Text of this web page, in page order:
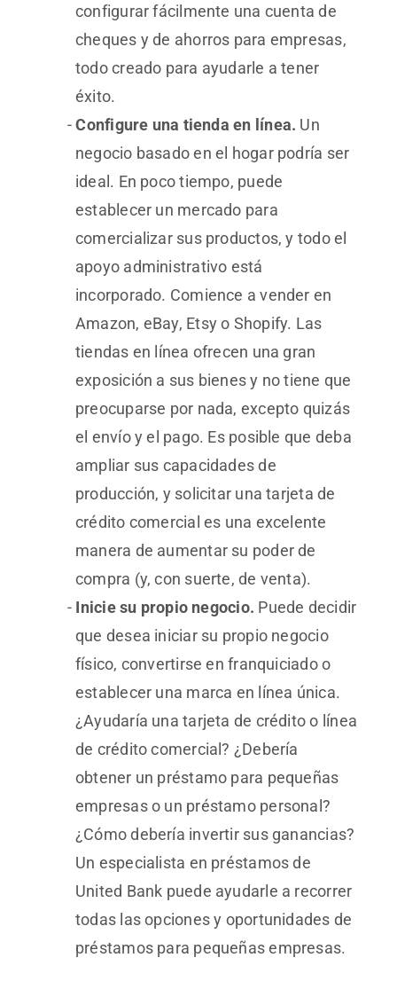
configurar fácilmente una cuenta de
cheques y de ahorros para empresas,
todo creado para ayudarle a tener
éxito.
Configure una tienda en línea. Un
negocio basado en el hogar podría ser
ideal. En poco tiempo, puede
establecer un mercado para
comercializar sus productos, y todo el
apoyo administrativo está
incorporado. Comience a vender en
Amazon, eBay, Etsy o Shopify. Las
tiendas en línea ofrecen una gran
exposición a sus bienes y no tiene que
preocuparse por nada, excepto quizás
el envío y el pago. Es posible que deba
ampliar sus capacidades de
producción, y solicitar una tarjeta de
crédito comercial es una excelente
manera de aumentar su poder de
compra (y, con suerte, de venta).
Inicie su propio negocio. Puede decidir
que desea iniciar su propio negocio
físico, convertirse en franquiciado o
establecer una marca en línea única.
¿Ayudaría una tarjeta de crédito o línea
de crédito comercial? ¿Debería
obtener un préstamo para pequeñas
empresas o un préstamo personal?
¿Cómo debería invertir sus ganancias?
Un especialista en préstamos de
United Bank puede ayudarle a recorrer
todas las opciones y oportunidades de
préstamos para pequeñas empresas.